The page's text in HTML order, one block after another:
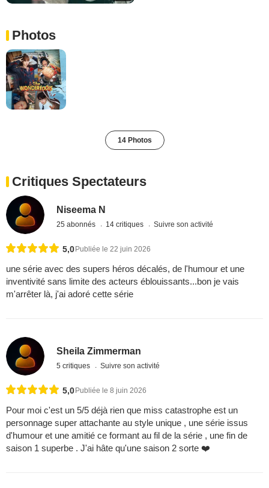
Photos
14 Photos
Critiques Spectateurs
Niseema N
25 abonnés 14 critiques Suivre son activité
5,0 Publiée le 22 juin 2026
une série avec des supers héros décalés, de l'humour et une
inventivité sans limite des acteurs éblouissants...bon je vais
m'arrêter là, j'ai adoré cette série
Sheila Zimmerman
5 critiques Suivre son activité
5,0 Publiée le 8 juin 2026
Pour moi c'est un 5/5 déjà rien que miss catastrophe est un
personnage super attachante au style unique , une série issus
d'humour et une amitié ce formant au fil de la série , une fin de
saison 1 superbe . J'ai hâte qu'une saison 2 sorte ❤️